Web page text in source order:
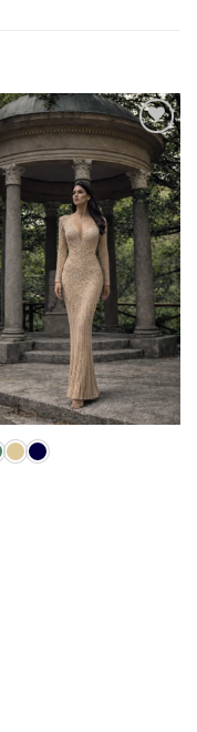
Add to
wishlist